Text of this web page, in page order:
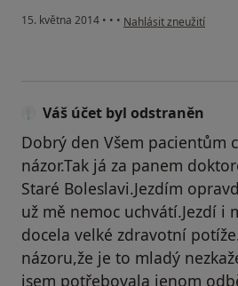
15. května 2014 • • • podle názoru uživatele
Nahlásit zneužití
Váš účet byl odstraněn
Dobrý den Všem pacientům
názor.Tak já za panem
Staré Boleslavi.Jezdím
už mě nemoc uchvátí.Jezdí i
docela velké zdravotní
názoru,že je to mladý
jsem potřebovala jenom